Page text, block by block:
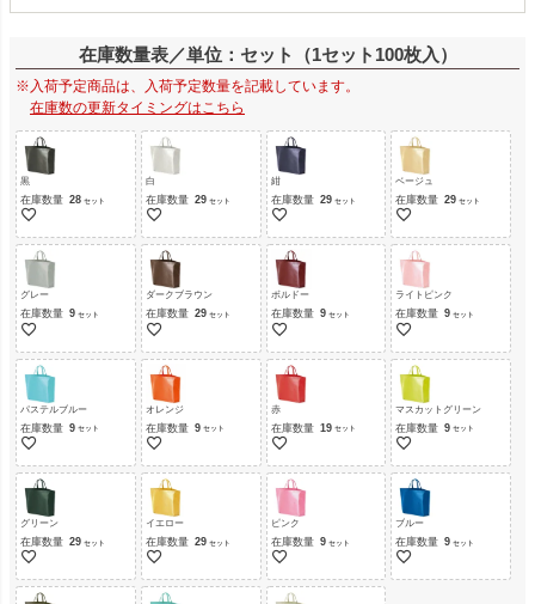
在庫数量表／単位：セット（1セット100枚入）
※入荷予定商品は、入荷予定数量を記載しています。
在庫数の更新タイミングはこちら
黒
在庫数量 28
白
在庫数量 29
紺
在庫数量 29
ベージュ
在庫数量 29
グレー
在庫数量 9
ダークブラウン
在庫数量 29
ボルドー
在庫数量 9
ライトピンク
在庫数量 9
パステルブルー
在庫数量 9
オレンジ
在庫数量 9
赤
在庫数量 19
マスカットグリーン
在庫数量 9
グリーン
在庫数量 29
イエロー
在庫数量 29
ピンク
在庫数量 9
ブルー
在庫数量 9